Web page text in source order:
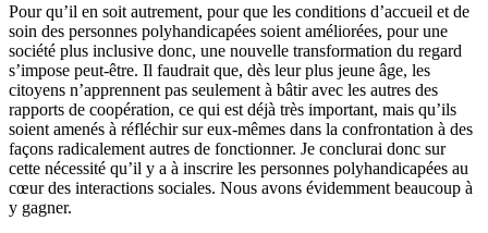
Pour qu’il en soit autrement, pour que les conditions d’accueil et de
soin des personnes polyhandicapées soient améliorées, pour une
société plus inclusive donc, une nouvelle transformation du regard
s’impose peut-être. Il faudrait que, dès leur plus jeune âge, les
citoyens n’apprennent pas seulement à bâtir avec les autres des
rapports de coopération, ce qui est déjà très important, mais qu’ils
soient amenés à réfléchir sur eux-mêmes dans la confrontation à des
façons radicalement autres de fonctionner. Je conclurai donc sur
cette nécessité qu’il y a à inscrire les personnes polyhandicapées au
cœur des interactions sociales. Nous avons évidemment beaucoup à
y gagner.